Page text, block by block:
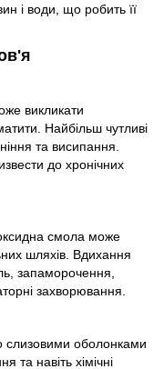
і води, що робить її
викликати
Найбільш чутливі
та висипання.
до хронічних
смола може
шляхів. Вдихання
запаморочення,
захворювання.
слизовими оболонками
та навіть хімічні